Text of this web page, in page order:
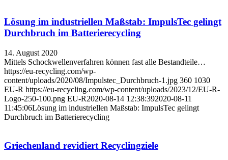
Lösung im industriellen Maßstab: ImpulsTec gelingt
Durchbruch im Batterie­recycling
14. August 2020
Mittels Schockwellenverfahren können fast alle Bestandteile…
https://eu-recycling.com/wp-
content/uploads/2020/08/Impulstec_Durchbruch-1.jpg 360 1030
EU-R https://eu-recycling.com/wp-content/uploads/2023/12/EU-R-
Logo-250-100.png EU-R2020-08-14 12:38:392020-08-11
11:45:06Lösung im industriellen Maßstab: ImpulsTec gelingt
Durchbruch im Batterie­recycling
Griechenland revidiert Recyclingziele